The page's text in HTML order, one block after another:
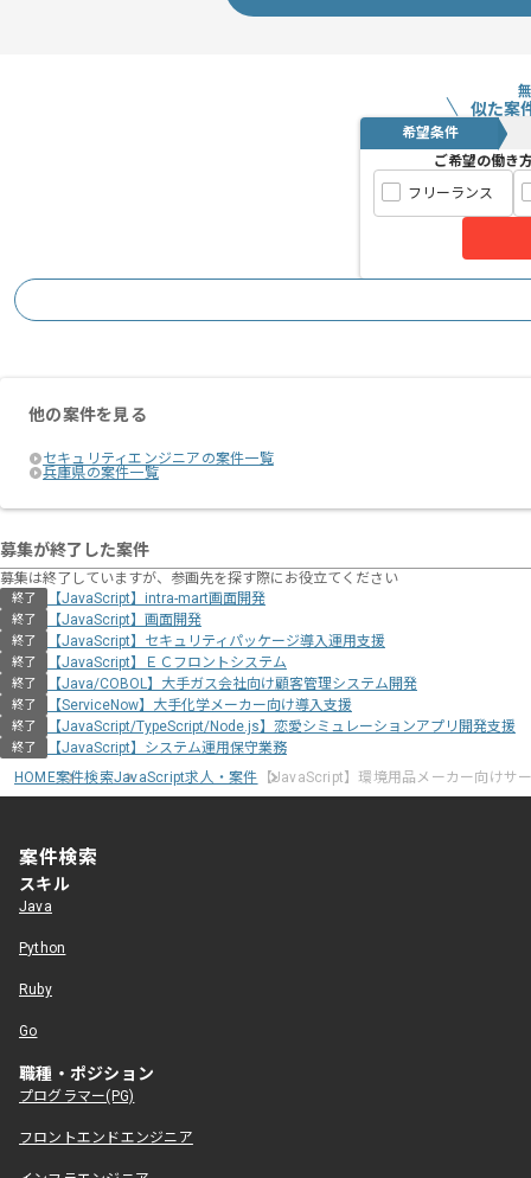
似た案
希望条件
ご希望の働き
フリーランス
他の案件を見る
セキュリティエンジニアの案件一覧
兵庫県の案件一覧
募集が終了した案件
募集は終了していますが、参画先を探す際にお役立てください
終了 【JavaScript】intra-mart画面開発
終了 【JavaScript】画面開発
終了 【JavaScript】セキュリティパッケージ導入運用支援
終了 【JavaScript】ＥＣフロントシステム
終了 【Java/COBOL】大手ガス会社向け顧客管理システム開発
終了 【ServiceNow】大手化学メーカー向け導入支援
終了 【JavaScript/TypeScript/Node.js】恋愛シミュレーションアプリ開発支援
終了
【JavaScript】システム運用保守業務
HOME案件検索JavaScript求人・案件 【JavaScript】環境用品メーカー向けサ
案件検索
スキル
Java
Python
Ruby
Go
職種・ポジション
プログラマー(PG)
フロントエンドエンジニア